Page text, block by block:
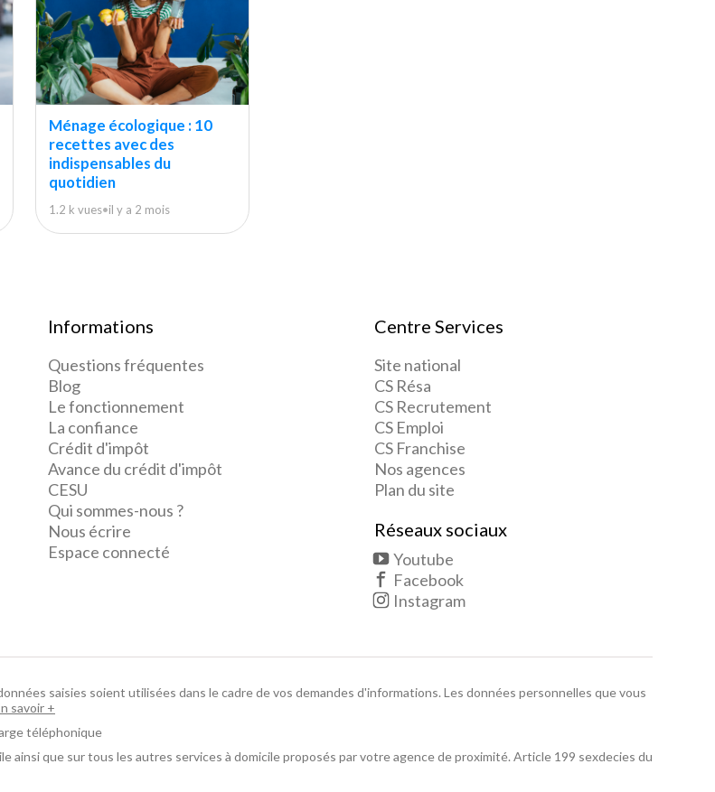
Ménage écologique : 10
recettes avec des
indispensables du
quotidien
1.2 k vues•il y a 2 mois
Informations
Questions fréquentes
Blog
Le fonctionnement
La confiance
Crédit d'impôt
Avance du crédit d'impôt
CESU
Qui sommes-nous ?
Nous écrire
Espace connecté
Centre Services
Site national
CS Résa
CS Recrutement
CS Emploi
CS Franchise
Nos agences
Plan du site
Réseaux sociaux
Youtube
Facebook
Instagram
saisies soient utilisées dans le cadre de vos demandes d'informations. Les données personnelles que vous
savoir +
téléphonique
ainsi que sur tous les autres services à domicile proposés par votre agence de proximité. Article 199 sexdecies du